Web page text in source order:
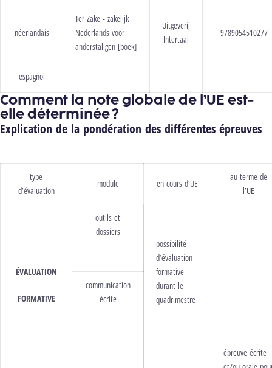
néerlandais
Ter Zake - zakelijk
Nederlands voor
anderstaligen [boek]
Uitgeverij
Intertaal
9789054510277
espagnol
Comment la note globale de l’UE est-
elle déterminée ?
Explication de la pondération des différentes épreuves
type
d’évaluation
module en cours d’UE
au terme de
l’UE
ÉVALUATION
FORMATIVE
outils et
dossiers
possibilité
d’évaluation
formative
durant le
quadrimestre
communication
écrite
épreuve écrite